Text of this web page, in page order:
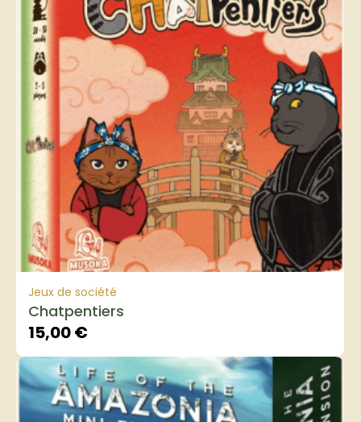
Jeux de société
Chatpentiers
15,00€